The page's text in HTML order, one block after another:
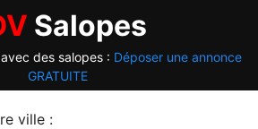
Salopes
des salopes : Déposer une annonce
GRATUITE
ville :